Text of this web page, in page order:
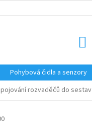
Pohybová čidla a senzory
rozvaděčů do sestav